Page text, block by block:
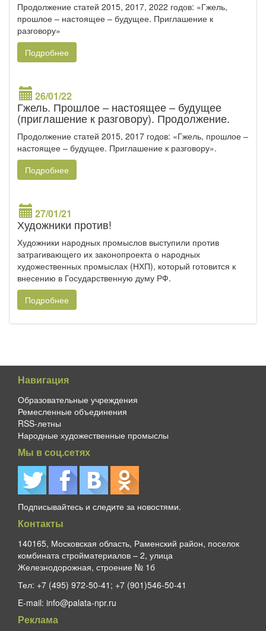
Продолжение статей 2015, 2017, 2022 годов: «Гжель,
прошлое – настоящее – будущее. Приглашение к
разговору»
Подробнее
26/01/22
Гжель. Прошлое – настоящее – будущее
(приглашение к разговору). Продолжение.
Продолжение статей 2015, 2017 годов: «Гжель, прошлое –
настоящее – будущее. Приглашение к разговору».
Подробнее
27/01/21
Художники против!
Художники народных промыслов выступили против
затрагивающего их законопроекта о народных
художественных промыслах (НХП), который готовится к
внесению в Государственную думу РФ.
Подробнее
Навигация
Образовательные учреждения
Ремесленные объединения
RSS-летны
Народные художественные промыслы
Мы в соц.сетях
Подписывайтесь и следите за новостями.
Контакты
140165, Московская область, Раменский район, поселок
комбината стройматериалов – 2, улица
Железнодорожная, строение № 1б
Тел: +7 (495) 972-50-41; +7 (901)546-50-41
E-mail: info@palata-npr.ru
Реклама